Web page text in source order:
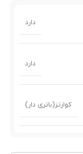
دارد
دارد
کوارتز(باتری دار)